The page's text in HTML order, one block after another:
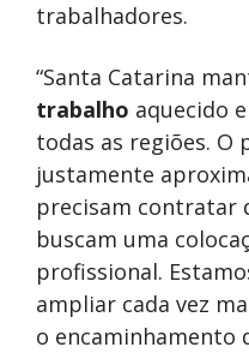
trabalhadores.
“Santa Catarina
trabalho aquecido
todas as regiões. O
justamente
precisam contratar
buscam uma
profissional.
ampliar cada vez
o encaminhamento